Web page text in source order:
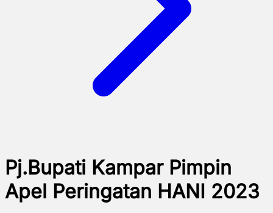
Pj.Bupati Kampar Pimpin
Apel Peringatan HANI 2023